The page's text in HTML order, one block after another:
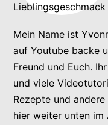
Mein Name ist
auf Youtube backe
Freund und Euch.
und viele
Rezepte und
hier weiter unten im